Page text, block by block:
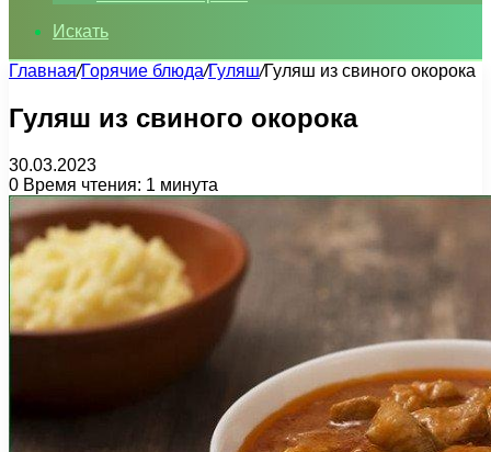
Искать
Главная/Горячие блюда/Гуляш/Гуляш из свиного окорока
Гуляш из свиного окорока
30.03.2023
0 Время чтения: 1 минута